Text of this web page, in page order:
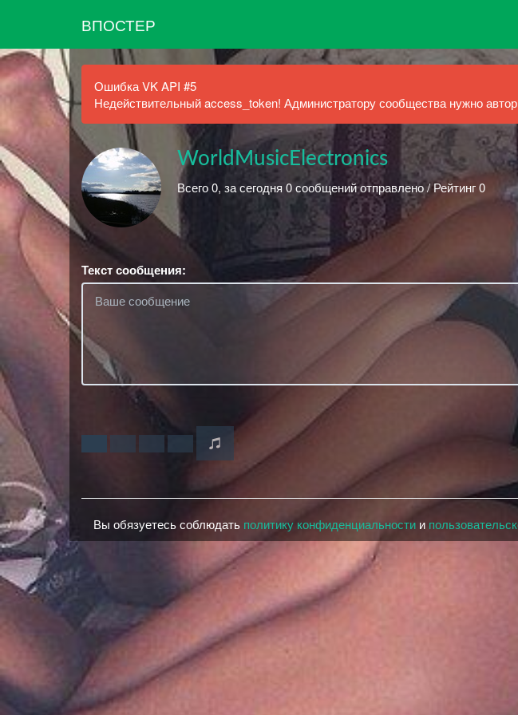
ВПОСТЕР
Ошибка VK API #5
Недействительный access_token! Администратору сообщества нужно
WorldMusicElectronics
Всего 0, за сегодня 0 сообщений отправлено / Рейтинг 0
Текст сообщения:
Вы обязуетесь соблюдать политику конфиденциальности и